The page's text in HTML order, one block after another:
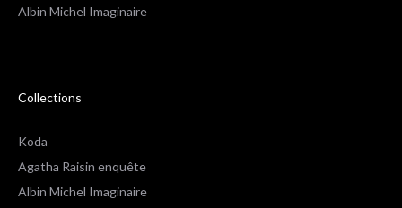
Albin Michel Imaginaire
Collections
Koda
Agatha Raisin enquête
Albin Michel Imaginaire